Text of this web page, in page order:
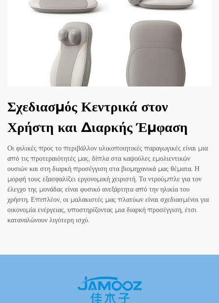
Σχεδιασμός Κεντρικά στον
Χρήστη και Διαρκής Έμφαση
Οι φιλικές προς το περιβάλλον υλικοποιητικές παραγωγικές είναι μια
από τις προτεραιότητές μας, δίπλα στα καψούλες εμολιεντικών
ουσιών και στη διαρκή προσέγγιση στα βιομηχανικά μας θέματα. Η
μορφή τους εξασφαλίζει εργονομική χειριστή. Το ντρούμπλε για τον
έλεγχο της μονάδας είναι φυσικό ανεξάρτητα από την ηλικία του
χρήστη. Επιπλέον, οι μαλακιστές μας πλατύων είναι σχεδιασμένοι για
οικονομία ενέργειας, υποστηρίζοντας μια διαρκή προσέγγιση, έτσι
καταναλώνουν λιγότερη ισχύ.